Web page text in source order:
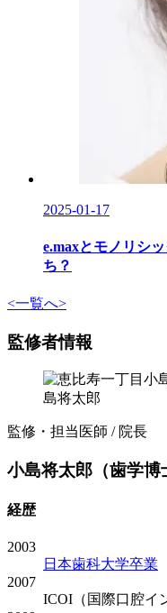
2025-01-17
e.maxとモノリシ
ち？
<一覧へ>
監修者情報
監修・担当医師 / 院長
小島将太郎（歯学博
経歴
2003
日本歯科大学卒業
2007
ICOI（国際口腔イ